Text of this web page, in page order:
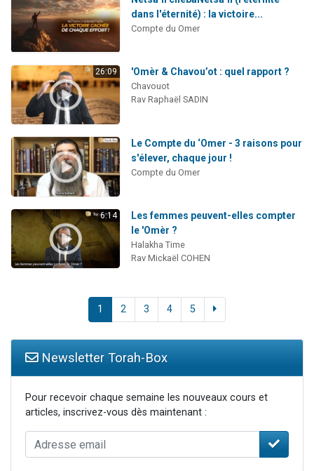
dans l'éternité) : la victoire...
Compte du Omer
26:09 'Omèr & Chavou’ot : quel rapport ?
Chavouot
Rav Raphaël SADIN
Le Compte du ‘Omer - 3 raisons pour
s'élever, chaque jour !
Compte du Omer
6:14
Les femmes peuvent-elles compter
le 'Omèr ?
Halakha Time
Rav Mickaël COHEN
1 2 3 4 5
Newsletter Torah-Box
Pour recevoir chaque semaine les nouveaux cours et
articles, inscrivez-vous dès maintenant :